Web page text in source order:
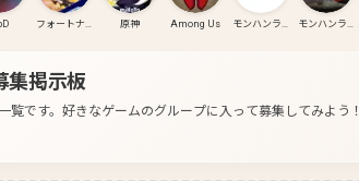
フォートナイト 原神 Among Us モンハンライズ モンハンライズ:サンブレイク
集掲示板
覧です。 好きなゲームのグループに入って募集してみよう！